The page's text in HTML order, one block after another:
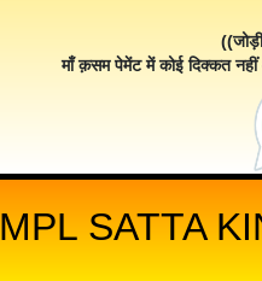
माँ क़सम पेमेंट में कोई दिक्कत नहीं
MPL SATTA